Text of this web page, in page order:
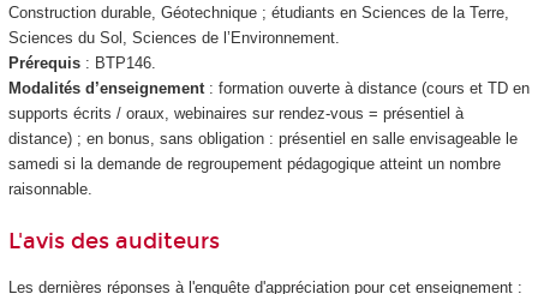
Construction durable, Géotechnique ; étudiants en Sciences de la Terre,
Sciences du Sol, Sciences de l’Environnement.
Prérequis: BTP146.
Modalités d’enseignement: formation ouverte à distance (cours et TD en
supports écrits / oraux, webinaires sur rendez-vous = présentiel à
distance) ; en bonus, sans obligation : présentiel en salle envisageable le
samedi si la demande de regroupement pédagogique atteint un nombre
raisonnable.
L'avis des auditeurs
Les dernières réponses à l'enquête d'appréciation pour cet enseignement :